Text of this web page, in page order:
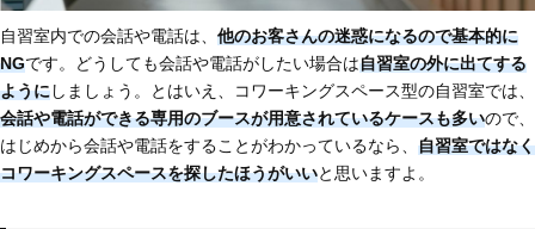
自習室内での会話や電話は、 他のお客さんの迷惑になるので基本的に
NGです。どうしても会話や電話がしたい場合は自習室の外に出てする
ようにしましょう。とはいえ、コワーキングスペース型の自習室では、
会話や電話ができる専用のブースが用意されているケースも多いので、
はじめから会話や電話をすることがわかっているなら、 自習室ではなく
コワーキングスペースを探したほうがいいと思いますよ。